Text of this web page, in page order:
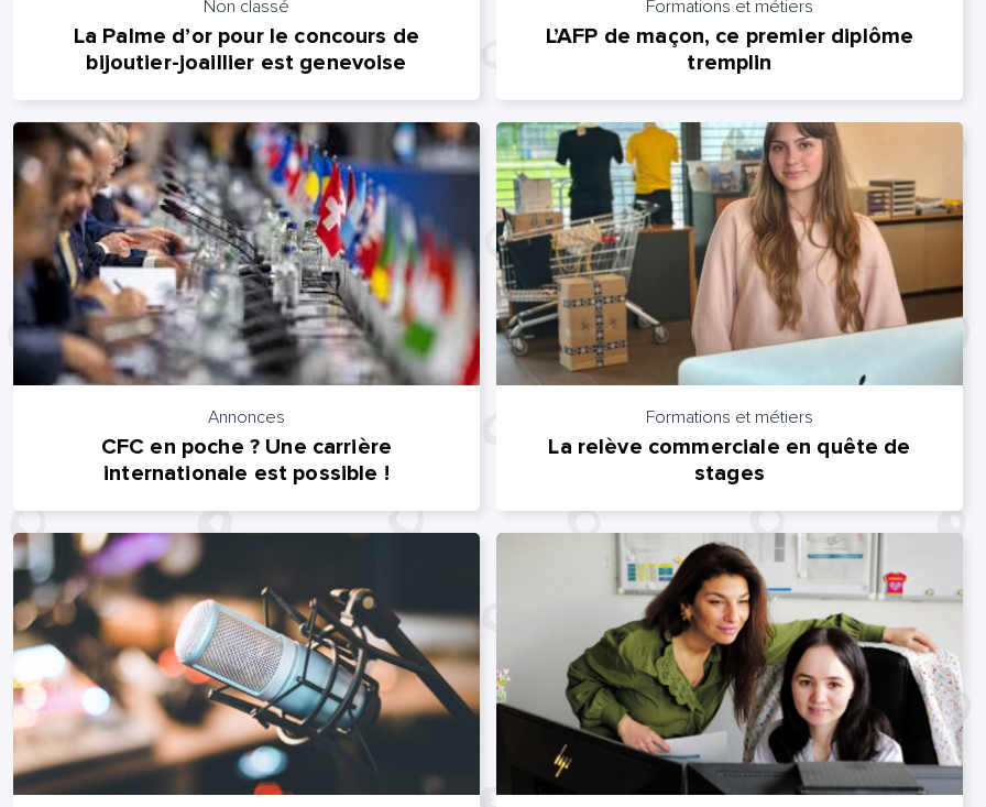
Non classé
La Palme d’or pour le concours de
bijoutier-joaillier est genevoise
Formations et métiers
L’AFP de maçon, ce premier diplôme
tremplin
Annonces
CFC en poche ? Une carrière
internationale est possible !
Formations et métiers
La relève commerciale en quête de
stages
et nom*
e-mail*
est la pertinence de cette